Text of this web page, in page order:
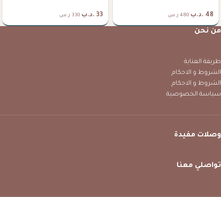
48 .د.ب 480 ر.س 33 .د.ب 330 ر.س
من نحن
طريقة العناية
الشروط و الاحكام
الشروط و الاحكام
سياسة الخصوصية
وصلات مفيدة
تواصلي معنا